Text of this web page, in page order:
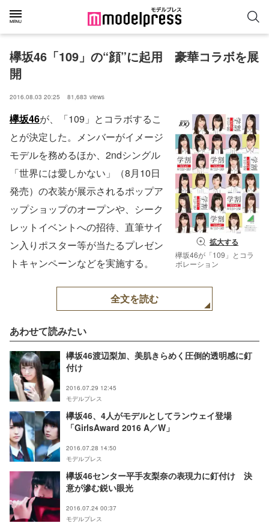
欅坂46「109」の“顔”に起用　豪華コラボを展
開
2016.08.03 20:25 81,683 views
拡大する
欅坂46が「109」とコラ
ボレーション
欅坂46が、「109」とコラボするこ
とが決定した。メンバーがイメージ
モデルを務めるほか、2ndシングル
「世界には愛しかない」（8月10日
発売）の衣装が展示されるポップア
ップショップのオープンや、シーク
レットイベントへの招待、直筆サイ
ン入りポスター等が当たるプレゼン
トキャンペーンなどを実施する。
全文を読む
あわせて読みたい
欅坂46渡辺梨加、美肌きらめく圧倒的透明感に釘
付け
2016.07.29 12:45
モデルプレス
欅坂46、4人がモデルとしてランウェイ登場
「GirlsAward 2016 A／W」
2016.07.28 14:50
モデルプレス
欅坂46センター平手友梨奈の表現力に釘付け 決
意が滲む鋭い眼光
2016.07.24 00:37
モデルプレス